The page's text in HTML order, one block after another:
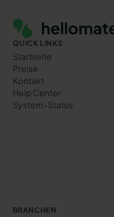
QUICK LINKS
Startseite
Preise
Kontakt
Help Center
System-Status
BRANCHEN